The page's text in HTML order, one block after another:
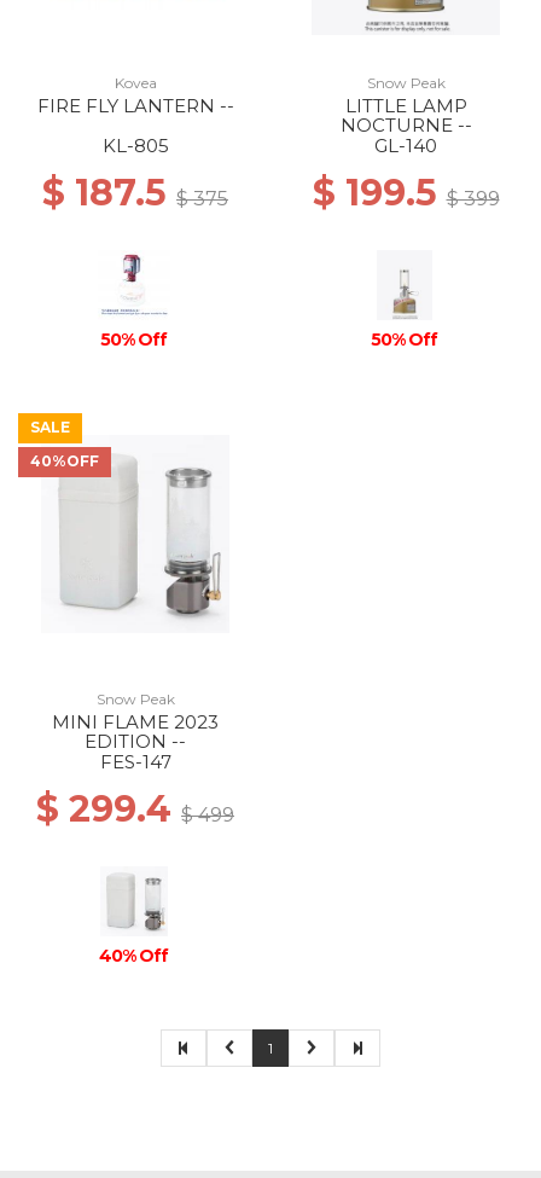
Kovea
FIRE FLY LANTERN --
KL-805
$ 187.5 $ 375
50% Off
Snow Peak
LITTLE LAMP
NOCTURNE --
GL-140
$ 199.5$ 399
50% Off
SALE
40%OFF
Snow Peak
MINI FLAME 2023
EDITION --
FES-147
$ 299.4 $ 499
40% Off
1